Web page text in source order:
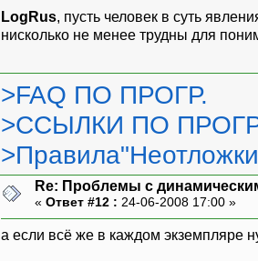
}
//методы для
//...
//рабочая структура
struct s_Work
{
static
};
LogRus, пусть человек в суть
нисколько не менее трудны для
>FAQ ПО ПРОГР.
>ССЫЛКИ ПО
Re: Проблемы с
« Ответ #12 : 24-06-2008 17:00 »
а если всё же в каждом экземпляре